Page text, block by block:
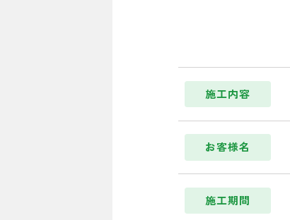
施工内容
お客様名
施工期間